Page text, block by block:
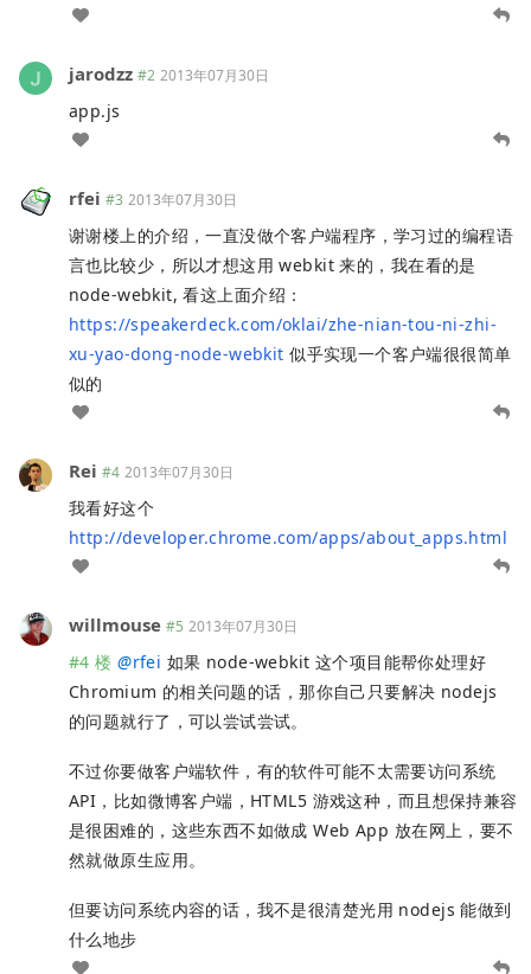
jarodzz #2 2013年07月30日
app.js
rfei #3 2013年07月30日
谢谢楼上的介绍，一直没做个客户端程序，学习过的编程语
言也比较少，所以才想这用 webkit 来的，我在看的是
node-webkit, 看这上面介绍：
https://speakerdeck.com/oklai/zhe-nian-tou-ni-zhi-
xu-yao-dong-node-webkit 似乎实现一个客户端很很简单
似的
Rei #4 2013年07月30日
我看好这个
http://developer.chrome.com/apps/about_apps.html
willmouse #5 2013年07月30日
#4 楼 @rfei 如果 node-webkit 这个项目能帮你处理好
Chromium 的相关问题的话，那你自己只要解决 nodejs
的问题就行了，可以尝试尝试。
不过你要做客户端软件，有的软件可能不太需要访问系统
API，比如微博客户端，HTML5 游戏这种，而且想保持兼容
是很困难的，这些东西不如做成 Web App 放在网上，要不
然就做原生应用。
但要访问系统内容的话，我不是很清楚光用 nodejs 能做到
什么地步